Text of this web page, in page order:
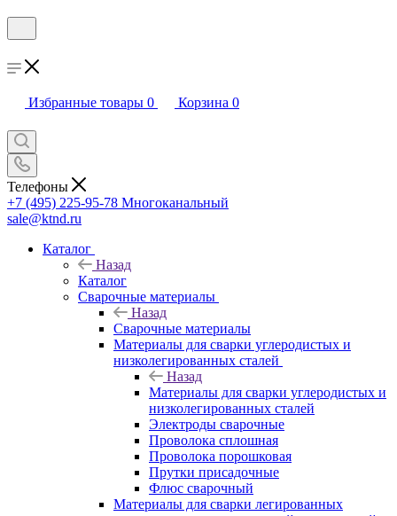
Избранные товары 0 Корзина 0
Телефоны
+7 (495) 225-95-78 Многоканальный
sale@ktnd.ru
Каталог
Назад
Каталог
Сварочные материалы
Назад
Сварочные материалы
Материалы для сварки углеродистых и
низколегированных сталей
Назад
Материалы для сварки углеродистых и
низколегированных сталей
Электроды сварочные
Проволока сплошная
Проволока порошковая
Прутки присадочные
Флюс сварочный
Материалы для сварки легированных